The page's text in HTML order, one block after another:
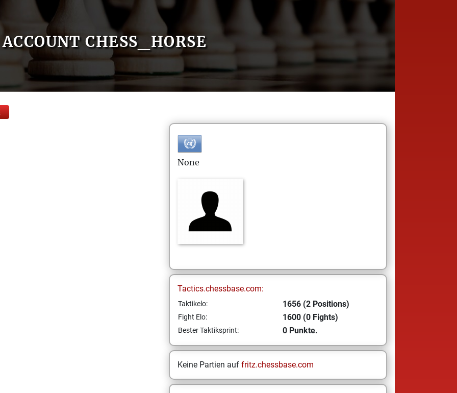
ACCOUNT CHESS_HORSE
None
Tactics.chessbase.com:
Taktikelo: 1656 (2 Positions)
Fight Elo: 1600 (0 Fights)
Bester Taktiksprint: 0 Punkte.
Keine Partien auf fritz.chessbase.com